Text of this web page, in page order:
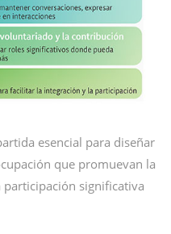
esencial para diseñar
que promuevan la
significativa